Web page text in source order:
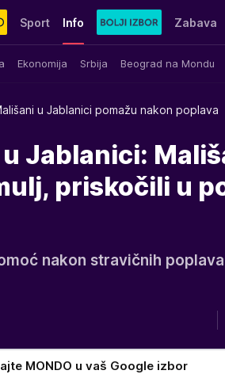
Sport Info
Ekonomija Srbija Beograd na Mondu
Zabava
u Jablanici pomažu nakon poplava
Jablanici:
priskočili u
nakon stravičnih
MONDO u vaš Google izbor